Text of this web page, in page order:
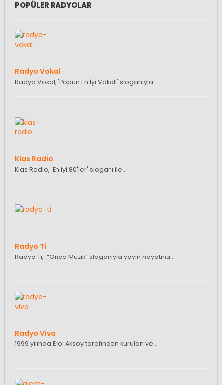
POPÜLER RADYOLAR
Radyo Vokal
Radyo Vokal, 'Popun En İyi Vokali' sloganıyla…
Klas Radio
Klas Radio, 'En iyi 80'ler' sloganı ile…
Radyo Ti
Radyo Ti, “Önce Müzik” sloganıyla yayın hayatına…
Radyo Viva
1999 yılında Erol Aksoy tarafından kurulan ve…